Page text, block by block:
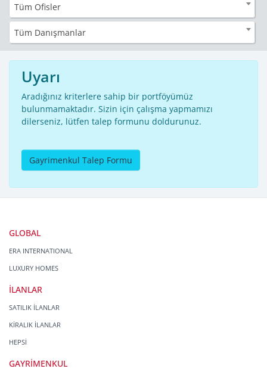
Tüm Ofisler
Tüm Danışmanlar
Uyarı
Aradığınız kriterlere sahip bir portföyümüz
bulunmamaktadır. Sizin için çalışma yapmamızı
dilerseniz, lütfen talep formunu doldurunuz.
Gayrimenkul Talep Formu
GLOBAL
ERA INTERNATIONAL
LUXURY HOMES
İLANLAR
SATILIK İLANLAR
KİRALIK İLANLAR
HEPSİ
GAYRİMENKUL